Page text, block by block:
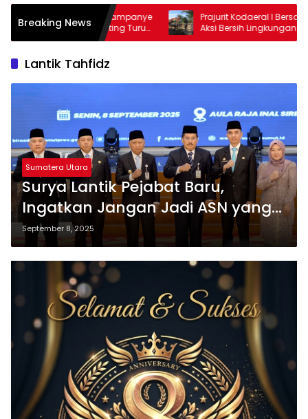
Breaking News
Kampanye
Turun
Prajurit Kodaeral I Bersama Warga Gelar
Aksi Bersih Lingkungan di Limau Manis
Lantik Tahfidz
Sumatera Utara
Surya Lantik Pejabat Baru,
Ingatkan Jangan Jadi ASN yang
Cuma Jadi “Pajangan”
September 8, 2025